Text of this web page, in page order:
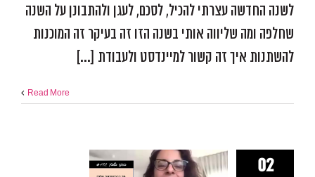
לשנה החדשה עצרתי להכיל, לסכם, לעגן ולהתבונן על השנה
שחלפה ומה שליווה אותי בשנה הזו זה בעיקר זה המוכנות
להשתנות איך זה קשור למיינדסט ולעבודת [...]
Read More
02